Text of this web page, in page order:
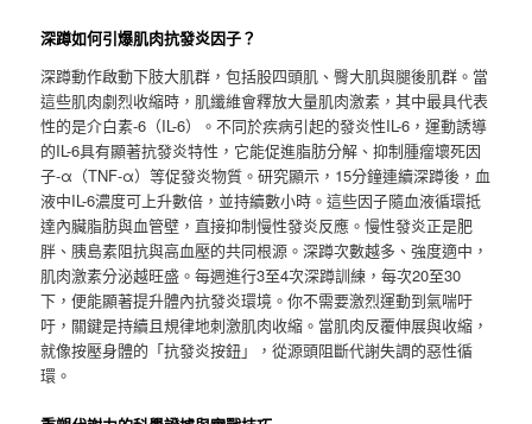
深蹲如何引爆肌肉抗發炎因子？
深蹲動作啟動下肢大肌群，包括股四頭肌、臀大肌與腿後肌群。當
這些肌肉劇烈收縮時，肌纖維會釋放大量肌肉激素，其中最具代表
性的是介白素-6（IL-6）。不同於疾病引起的發炎性IL-6，運動誘導
的IL-6具有顯著抗發炎特性，它能促進脂肪分解、抑制腫瘤壞死因
子-α（TNF-α）等促發炎物質。研究顯示，15分鐘連續深蹲後，血
液中IL-6濃度可上升數倍，並持續數小時。這些因子隨血液循環抵
達內臟脂肪與血管壁，直接抑制慢性發炎反應。慢性發炎正是肥
胖、胰島素阻抗與高血壓的共同根源。深蹲次數越多、強度適中，
肌肉激素分泌越旺盛。每週進行3至4次深蹲訓練，每次20至30
下，便能顯著提升體內抗發炎環境。你不需要激烈運動到氣喘吁
吁，關鍵是持續且規律地刺激肌肉收縮。當肌肉反覆伸展與收縮，
就像按壓身體的「抗發炎按鈕」，從源頭阻斷代謝失調的惡性循
環。